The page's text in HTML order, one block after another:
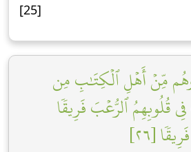
[25]
مِّنۡ أَهۡلِ ٱلۡكِتَٰبِ مِن
قُلُوبِهِمُ ٱلرُّعۡبَ فَرِيقٗا
[٢٦]